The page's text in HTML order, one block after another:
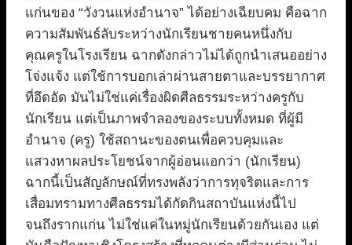
แก่นของ “วังวนแห่งอำนาจ” ได้อย่างเฉียบคม คือฉาก
ความสัมพันธ์ลับระหว่างนักเรียนชายคนหนึ่งกับ
คุณครูในโรงเรียน ฉากดังกล่าวไม่ได้ถูกนำเสนออย่าง
โจ่งแจ้ง แต่ใช้การบอกเล่าผ่านสายตาและบรรยากาศ
ที่อึดอัด มันไม่ใช่แค่เรื่องผิดศีลธรรมระหว่างครูกับ
นักเรียน แต่เป็นภาพจำลองของระบบทั้งหมด ที่ผู้มี
อำนาจ (ครู) ใช้สถานะของตนเพื่อควบคุมและ
แสวงหาผลประโยชน์จากผู้อ่อนแอกว่า (นักเรียน)
ฉากนี้เป็นสัญลักษณ์ที่ทรงพลังว่าการทุจริตและการ
เสื่อมทรามทางศีลธรรมได้กัดกินสถาบันแห่งนี้ไป
จนถึงรากแก่น ไม่ใช่แค่ในหมู่นักเรียนด้วยกันเอง แต่